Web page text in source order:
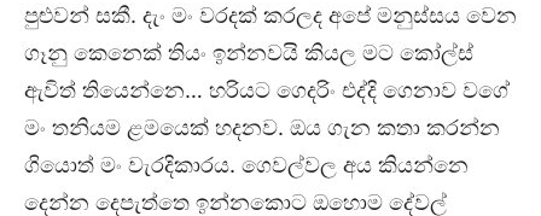
පුළුවන් සකී. දැං මං වරදක් කරලද අපේ මනුස්සය වෙන
ගෑනු කෙනෙක් තියං ඉන්නවයි කියල මට කෝල්ස්
ඇවිත් තියෙන්නෙ… හරියට ගෙදරිං එද්දි ගෙනාව වගේ
මං තනියම ළමයෙක් හදනව. ඔය ගැන කතා කරන්න
ගියොත් මං වැරදිකාරය. ගෙවල්වල අය කියන්නෙ
දෙන්න දෙපැත්තෙ ඉන්නකොට ඔහොම දේවල්